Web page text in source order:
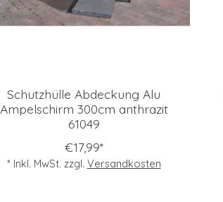
Schutzhülle Abdeckung Alu
Ampelschirm 300cm anthrazit
61049
€17,99*
* Inkl. MwSt. zzgl. Versandkosten